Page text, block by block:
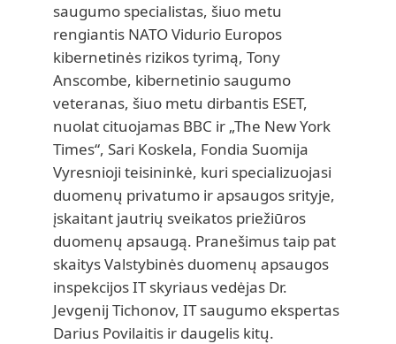
saugumo specialistas, šiuo metu
rengiantis NATO Vidurio Europos
kibernetinės rizikos tyrimą, Tony
Anscombe, kibernetinio saugumo
veteranas, šiuo metu dirbantis ESET,
nuolat cituojamas BBC ir „The New York
Times“, Sari Koskela, Fondia Suomija
Vyresnioji teisininkė, kuri specializuojasi
duomenų privatumo ir apsaugos srityje,
įskaitant jautrių sveikatos priežiūros
duomenų apsaugą. Pranešimus taip pat
skaitys Valstybinės duomenų apsaugos
inspekcijos IT skyriaus vedėjas Dr.
Jevgenij Tichonov, IT saugumo ekspertas
Darius Povilaitis ir daugelis kitų.